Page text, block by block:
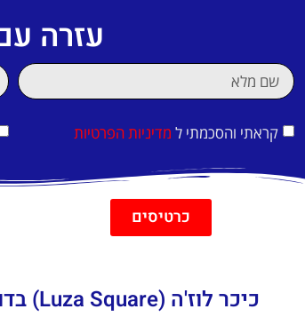
עזרה
קראתי והסכמתי ל מדיניות הפרטיות
כרטיסים
כיכר לוז'ה (Luza Square) בדוברובניק- היסטוריה, המלצות, אתרי חובה